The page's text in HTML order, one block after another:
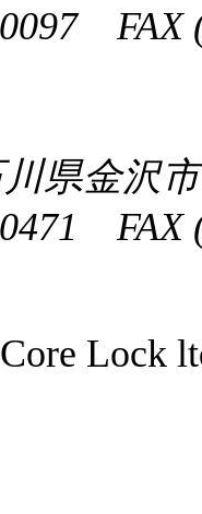
FAX
県金沢
FAX
Lock